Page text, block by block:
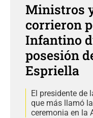
Ministros
corrieron
Infantino
posesión
Espriella
El presidente de
que más llamó
ceremonia en la